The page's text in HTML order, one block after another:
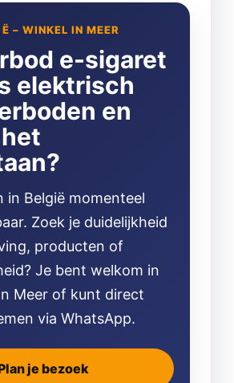
– WINKEL IN MEER
e-sigaret
elektrisch
en
in België momenteel
Zoek je duidelijkheid
producten of
Je bent welkom in
Meer of kunt direct
via WhatsApp.
je bezoek